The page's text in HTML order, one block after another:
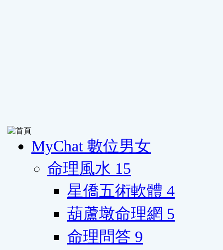
MyChat 數位男女
命理風水 15
星僑五術軟體 4
葫蘆墩命理網 5
命理問答 9